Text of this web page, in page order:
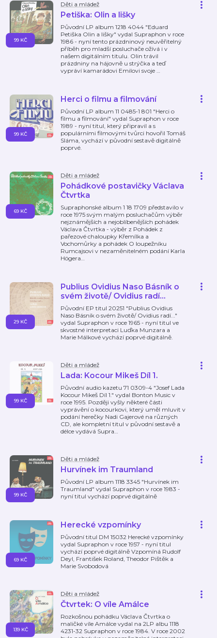
Děti a mládež
Petiška: Olin a lišky
Původní LP album 1218 4044 "Eduard
Petiška Olin a lišky" vydal Supraphon v roce
1986 - nyní tento prázdninový neuvěřitelný
příběh pro mladší posluchače ožívá i v
našem digitálním titulu. Olin trávil
prázdniny na hájovně u strýčka a teď
vypráví kamarádovi Emilovi svoje …
99 KČ
Herci o filmu a filmování
Původní LP album 11 0485-1 801 "Herci o
filmu a filmování" vydal Supraphon v roce
1989 - nyní titul, který připravil a s
populárními filmovými tvůrci hovořil Tomáš
Sláma, vychází v původní sestavě digitálně
poprvé.
99 KČ
Děti a mládež
Pohádkové postavičky Václava
Čtvrtka
Supraphonské album 1 18 1709 představilo v
roce 1975 svým malým posluchačům výběr
nejznámějších a nejoblíbenějších pohádek
Václava Čtvrtka - výběr z Pohádek z
pařezové chaloupky Křemílka a
Vochomůrky a pohádek O loupežníku
Rumcajsovi v nezaměnitelném podání Karla
Högera…
69 KČ
Publius Ovidius Naso Básník o
svém životě/ Ovidius radí...
Původní EP titul 20251 "Publius Ovidius
Naso Básník o svém životě/ Ovidius radí..."
vydal Supraphon v roce 1965 - nyní titul ve
skvostné interpretaci Luďka Munzara a
Marie Málkové vychází poprvé digitálně.
29 KČ
Děti a mládež
Lada: Kocour Mikeš Díl 1.
Původní audio kazetu 71 0309-4 "Josef Lada
Kocour Mikeš Díl 1." vydal Bonton Music v
roce 1995. Později vyšly některé části
vyprávění o kocourkovi, který uměl mluvit v
podání herečky Nadi Gajerové na různých
CD, ale kompletní titul v původní sestavě a
délce vydává Supra…
99 KČ
Děti a mládež
Hurvínek im Traumland
Původní LP album 1118 3345 "Hurvínek im
Traumland" vydal Supraphon v roce 1983 -
nyní titul vychází poprvé digitálně
99 KČ
Herecké vzpomínky
Původní titul DM 15032 Herecké vzpomínky
vydal Supraphon v roce 1957 - nyní titul
vychází poprvé digitálně Vzpomíná Rudolf
Deyl, František Roland, Theodor Pištěk a
Marie Svobodová
69 KČ
Děti a mládež
Čtvrtek: O víle Amálce
Rozkošnou pohádku Václava Čtvrtka o
maličké víle Amálce vydal na 2LP albu 1118
4231-32 Supraphon v roce 1984. V roce 2002
139 KČ